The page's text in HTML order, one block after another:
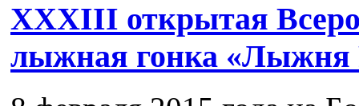
XXXIII открытая
лыжная гонка «Лыжня